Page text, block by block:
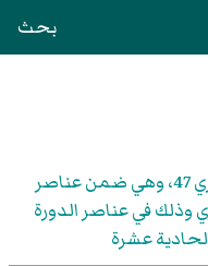
بحث
عنصر كيميائي رمزه Ag وعدده الذري 47، وهي ضمن عناصر
وذلك في عناصر الدورة
عشرة